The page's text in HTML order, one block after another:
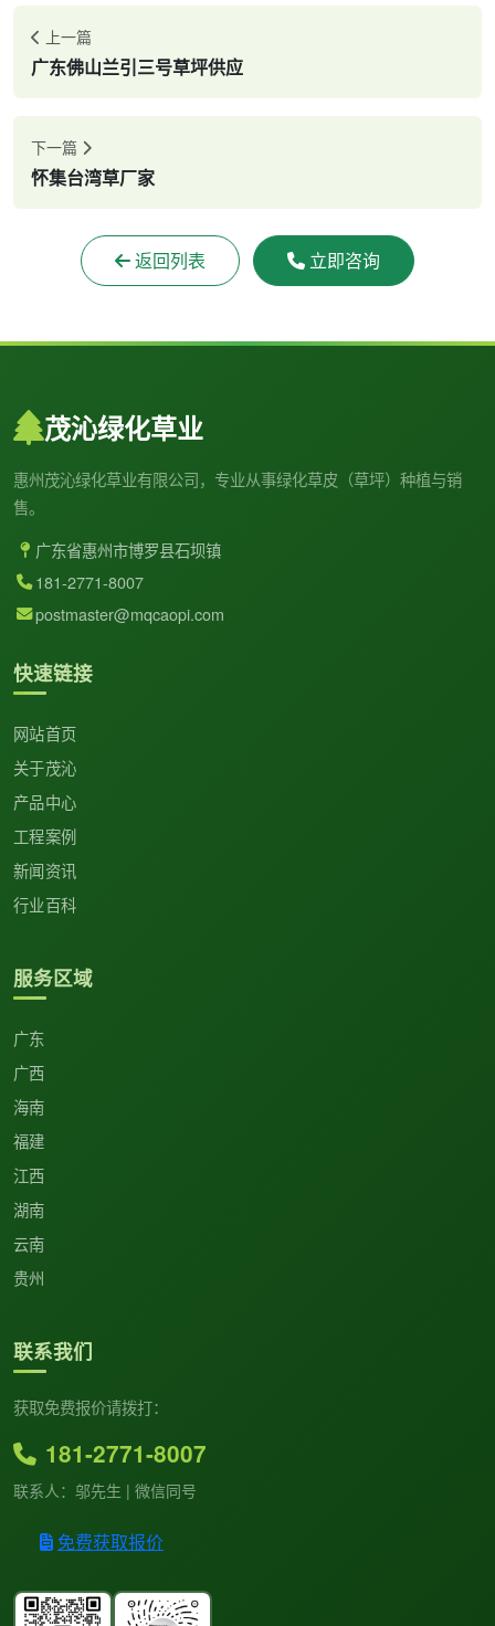
上一篇
广东佛山兰引三号草坪供应
下一篇
怀集台湾草厂家
返回列表 立即咨询
茂沁绿化草业
惠州茂沁绿化草业有限公司，专业从事绿化草皮（草坪）种植与销
售。
广东省惠州市博罗县石坝镇
181-2771-8007
postmaster@mqcaopi.com
快速链接
网站首页
关于茂沁
产品中心
工程案例
新闻资讯
行业百科
服务区域
广东
广西
海南
福建
江西
湖南
云南
贵州
联系我们
获取免费报价请拨打：
181-2771-8007
联系人：邬先生 | 微信同号
免费获取报价